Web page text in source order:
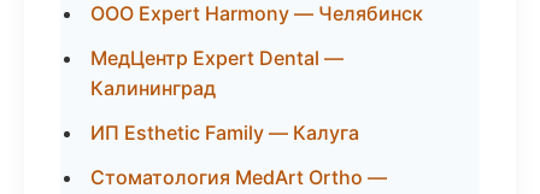
ООО Expert Harmony — Челябинск
МедЦентр Expert Dental —
Калининград
ИП Esthetic Family — Калуга
Стоматология MedArt Ortho —